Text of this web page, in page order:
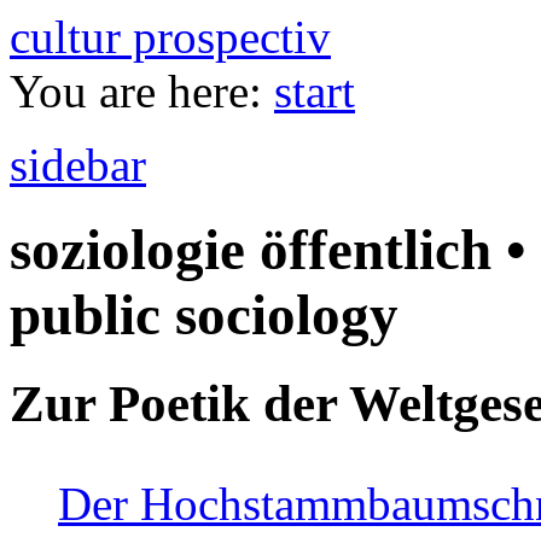
cultur prospectiv
You are here: start
sidebar
soziologie öffentlich
public sociology
Zur Poetik der
Der